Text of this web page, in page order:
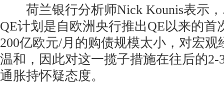
荷兰银行分析师Nick Kounis表示，
QE计划是自欧洲央行推出QE以来的首
200亿欧元/月的购债规模太小，对宏观
温和，因此对这一揽子措施在往后的2-
通胀持怀疑态度。